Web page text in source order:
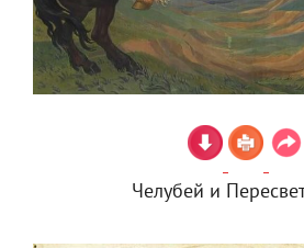
Челубей и